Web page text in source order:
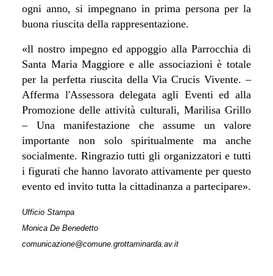
ogni anno, si impegnano in prima persona per la
buona riuscita della rappresentazione.
«ll nostro impegno ed appoggio alla Parrocchia di
Santa Maria Maggiore e alle associazioni è totale
per la perfetta riuscita della Via Crucis Vivente. –
Afferma l'Assessora delegata agli Eventi ed alla
Promozione delle attività culturali, Marilisa Grillo
– Una manifestazione che assume un valore
importante non solo spiritualmente ma anche
socialmente. Ringrazio tutti gli organizzatori e tutti
i figurati che hanno lavorato attivamente per questo
evento ed invito tutta la cittadinanza a partecipare».
Ufficio Stampa
Monica De Benedetto
comunicazione@comune.grottaminarda.av.it